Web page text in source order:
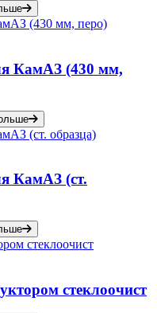
КамАЗ (430 мм,
КамАЗ (ст.
стеклоочист